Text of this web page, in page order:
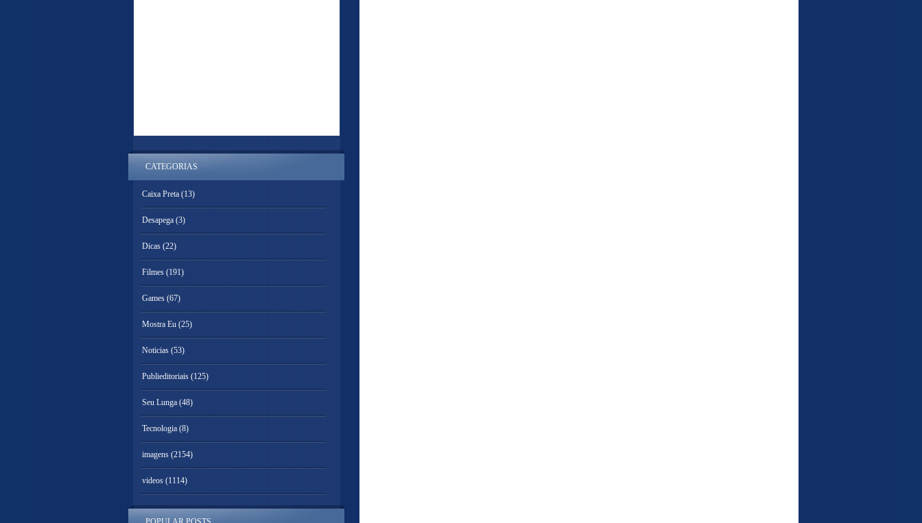
CATEGORIAS
Caixa Preta (13)
Desapega (3)
Dicas (22)
Filmes (191)
Games (67)
Mostra Eu (25)
Noticias (53)
Publieditoriais (125)
Seu Lunga (48)
Tecnologia (8)
imagens (2154)
videos (1114)